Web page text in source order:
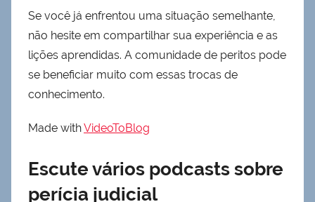
Se você já enfrentou uma situação semelhante,
não hesite em compartilhar sua experiência e as
lições aprendidas. A comunidade de peritos pode
se beneficiar muito com essas trocas de
conhecimento.
Made withVideoToBlog
Escute vários podcasts sobre
perícia judicial